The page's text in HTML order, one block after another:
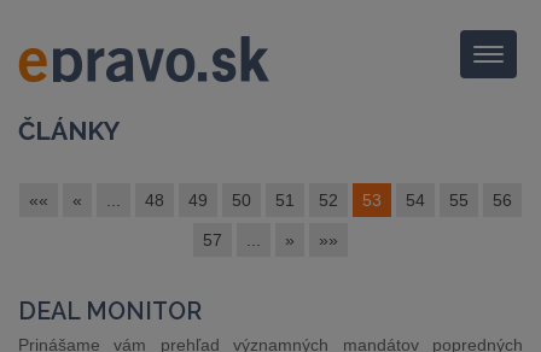
Menu
ČLÁNKY
«« « 48 49 50 51 52 53 54 55 56
57 » »»
DEAL MONITOR
Prinášame vám prehľad významných mandátov popredných